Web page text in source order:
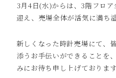
3月4日(水)からは、3階フロ
迎え、売場全体が活気に満ち
新しくなった時計売場にて、
添うお手伝いができることを
みにお待ち申し上げております